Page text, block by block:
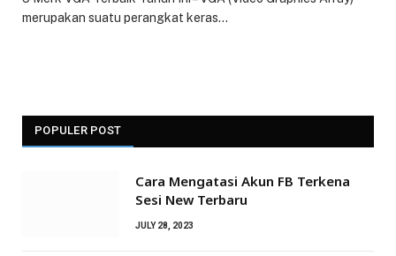
merupakan suatu perangkat keras…
POPULER POST
Cara Mengatasi Akun FB Terkena
Sesi New Terbaru
JULY 28, 2023